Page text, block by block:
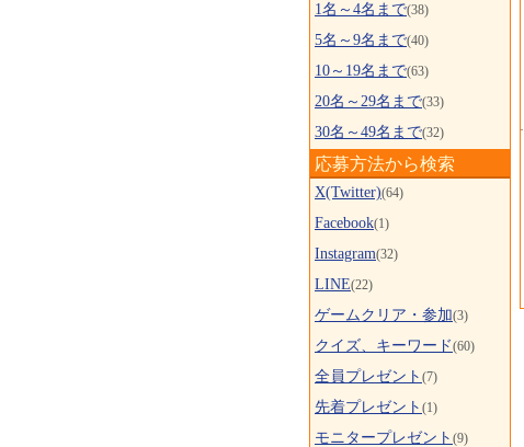
1名～4名まで(38)
5名～9名まで(40)
10～19名まで(63)
20名～29名まで(33)
30名～49名まで(32)
応募方法から検索
X(Twitter)(64)
Facebook(1)
Instagram(32)
LINE(22)
ゲームクリア・参加(3)
クイズ、キーワード(60)
全員プレゼント (7)
先着プレゼント (1)
モニタープレゼント (9)